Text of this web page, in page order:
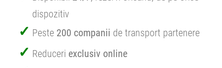
dispozitiv
Peste 200 companii de transport partenere
Reduceri exclusiv online